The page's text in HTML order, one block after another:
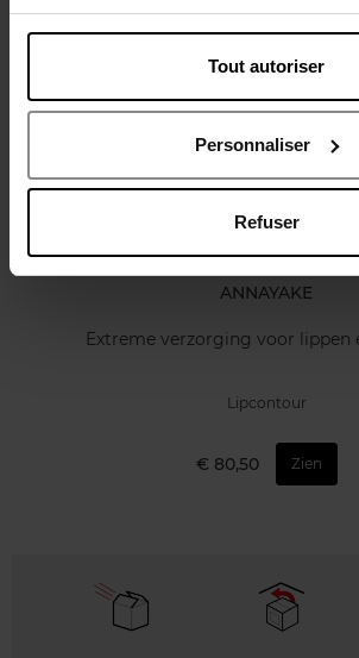
Tout autoriser
Personnaliser
Refuser
Nog iets vergeten ?
ANNAYAKE
Extreme verzorging voor lippen
Lipcontour
€ 80,50 Zien